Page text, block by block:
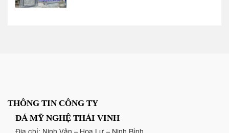
THÔNG TIN CÔNG TY
ĐÁ MỸ NGHỆ THÁI VINH